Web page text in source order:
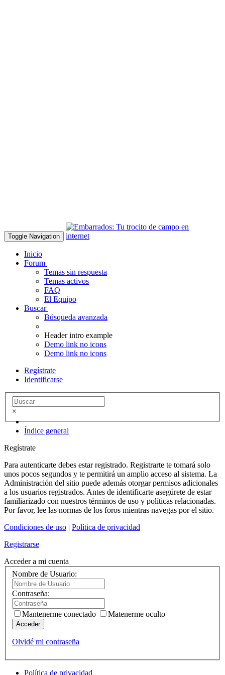
Toggle Navigation
Inicio
Forum
Temas sin respuesta
Temas activos
FAQ
El Equipo
Buscar
Búsqueda avanzada
Header intro example
Demo link no icons
Demo link no icons
Regístrate
Identificarse
×
Índice general
Regístrate
Para autenticarte debes estar registrado. Registrarte te tomará solo
unos pocos segundos y te permitirá un amplio acceso al sistema. La
Administración del sitio puede además otorgar permisos adicionales
a los usuarios registrados. Antes de identificarte asegúrete de estar
familiarizado con nuestros términos de uso y políticas relacionadas.
Por favor, lee las normas de los foros mientras navegas por el sitio.
Condiciones de uso | Política de privacidad
Registrarse
Acceder a mi cuenta
Nombre de Usuario:
Contraseña:
Mantenerme conectado Matenerme oculto
Acceder
Olvidé mi contraseña
Política de privacidad